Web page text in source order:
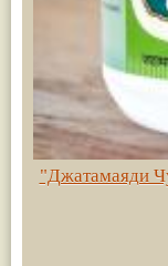
"Джатамаяди